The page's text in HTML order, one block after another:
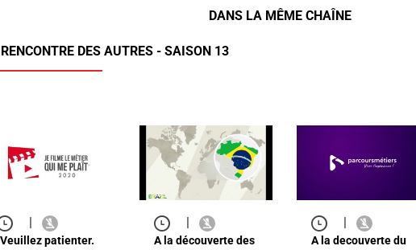
DANS LA MÊME CHAÎNE
DES AUTRES - SAISON 13
patienter.
A la découverte des
|
A la decouverte du